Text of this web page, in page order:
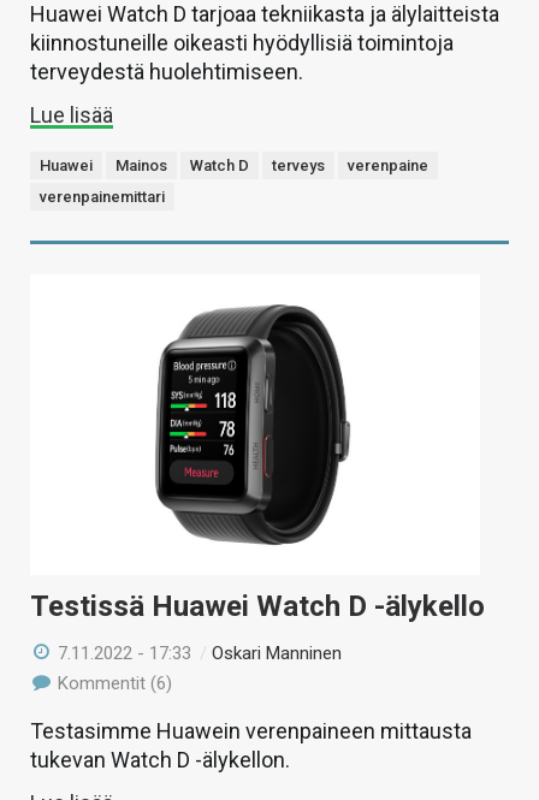
Huawei Watch D tarjoaa tekniikasta ja älylaitteista
kiinnostuneille oikeasti hyödyllisiä toimintoja
terveydestä huolehtimiseen.
Lue lisää
Huawei Mainos Watch D terveys
verenpaine
verenpainemittari
Testissä Huawei Watch D -älykello
7.11.2022 - 17:33 /Oskari Manninen
Kommentit (6)
Testasimme Huawein verenpaineen mittausta
tukevan Watch D -älykellon.